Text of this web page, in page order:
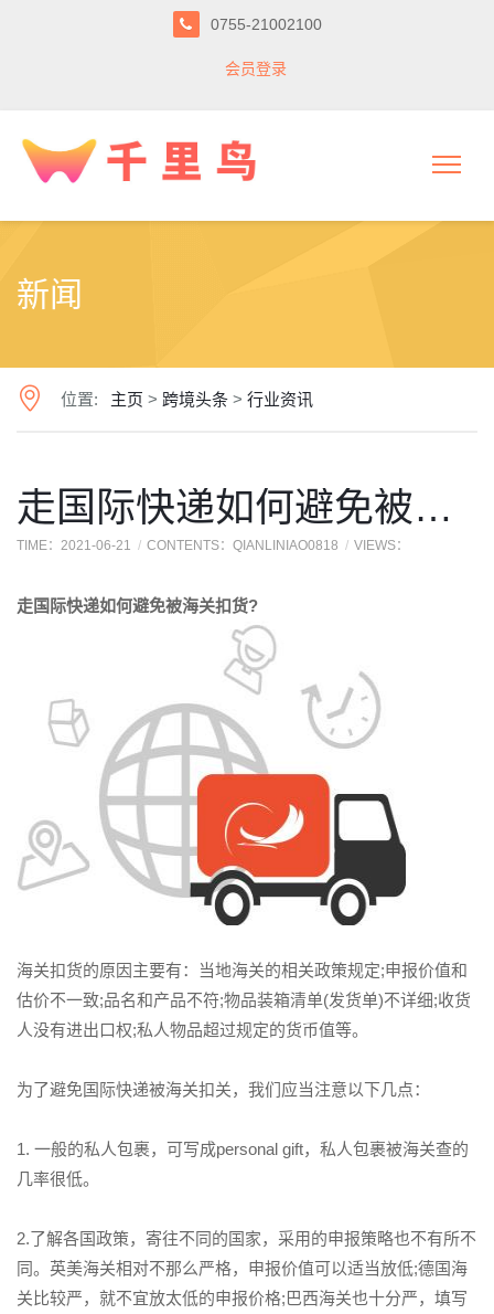
0755-21002100
会员登录
新闻
位置: 主页 > 跨境头条 > 行业资讯
走国际快递如何避免被海关扣货?
TIME：2021-06-21 CONTENTS：QIANLINIAO0818 VIEWS：
走国际快递如何避免被海关扣货?
海关扣货的原因主要有：当地海关的相关政策规定;申报价值和
估价不一致;品名和产品不符;物品装箱清单(发货单)不详细;收货
人没有进出口权;私人物品超过规定的货币值等。
为了避免国际快递被海关扣关，我们应当注意以下几点：
1. 一般的私人包裹，可写成personal gift，私人包裹被海关查的
几率很低。
2.了解各国政策，寄往不同的国家，采用的申报策略也不有所不
同。英美海关相对不那么严格，申报价值可以适当放低;德国海
关比较严，就不宜放太低的申报价格;巴西海关也十分严，填写